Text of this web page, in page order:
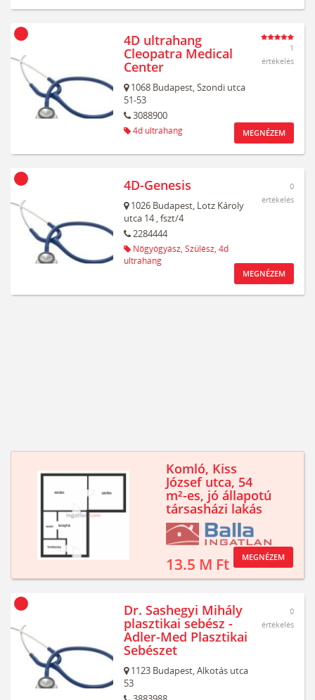
4D ultrahang
Cleopatra Medical
Center
1068 Budapest,Szondi utca
51-53
3088900
4d ultrahang
1
értékelés
MEGNÉZEM
4D-Genesis
1026 Budapest, Lotz Károly
utca 14, fszt/4
2284444
Nőgyógyász, Szülész, 4d
ultrahang
0
értékelés
MEGNÉZEM
Komló, Kiss
József utca, 54
m²-es, jó állapotú
társasházi lakás
13.5 M Ft MEGNÉZEM
Dr. Sashegyi Mihály
plasztikai sebész -
Adler-Med Plasztikai
Sebészet
1123 Budapest,Alkotás utca
53
0
értékelés